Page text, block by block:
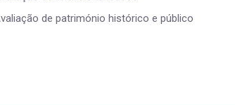
de património histórico e público